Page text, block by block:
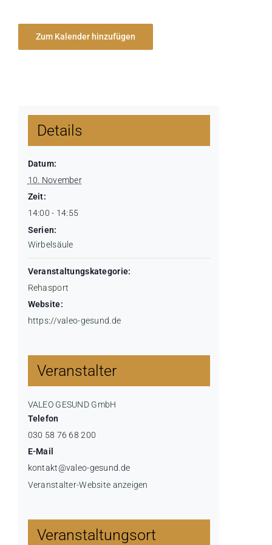
Zum Kalender hinzufügen
Details
Datum:
10. November
Zeit:
14:00 - 14:55
Serien:
Wirbelsäule
Veranstaltungskategorie:
Rehasport
Website:
https://valeo-gesund.de
Veranstalter
VALEO GESUND GmbH
Telefon
030 58 76 68 200
E-Mail
kontakt@valeo-gesund.de
Veranstalter-Website anzeigen
Veranstaltungsort